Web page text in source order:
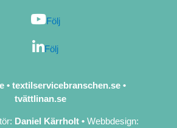
Följ
Följ
• textilservicebranschen.se •
tvättlinan.se
Daniel Kärrholt • Webbdesign: